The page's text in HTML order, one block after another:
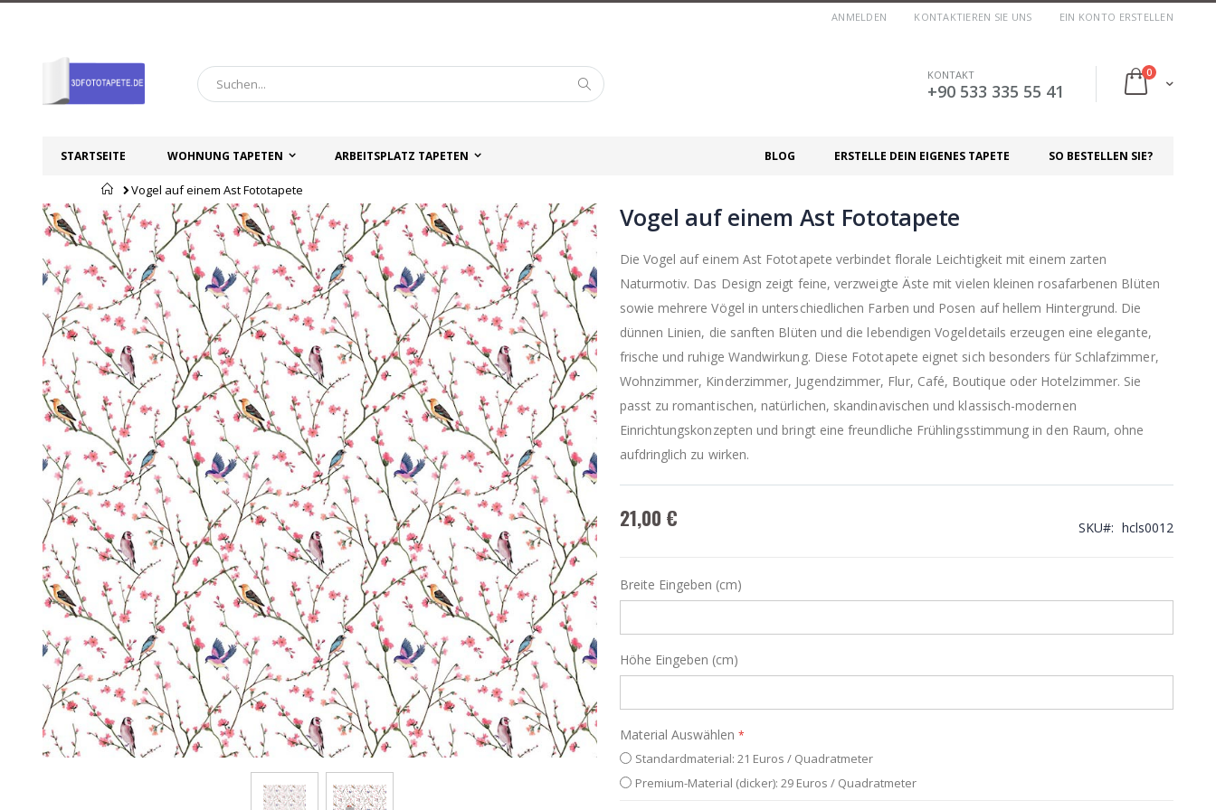
ANMELDEN KONTAKTIEREN SIE UNS EIN KONTO ERSTELLEN
Cart
0Artikel
Suche KONTAKT
+90 533 335 55 41
STARTSEITE WOHNUNG TAPETEN ARBEITSPLATZ TAPETEN SO BESTELLEN SIE?
ERSTELLE DEIN EIGENES TAPETE
BLOG
Startseite
Vogel auf einem Ast Fototapete
Zum
Ende
Bildgalerie
springen
Zum
Anfang
Bildgalerie
springen
Vogel auf einem Ast Fototapete
Die Vogel auf einem Ast Fototapete verbindet florale Leichtigkeit mit einem zarten
Naturmotiv. Das Design zeigt feine, verzweigte Äste mit vielen kleinen rosafarbenen Blüten
sowie mehrere Vögel in unterschiedlichen Farben und Posen auf hellem Hintergrund. Die
dünnen Linien, die sanften Blüten und die lebendigen Vogeldetails erzeugen eine elegante,
frische und ruhige Wandwirkung. Diese Fototapete eignet sich besonders für Schlafzimmer,
Wohnzimmer, Kinderzimmer, Jugendzimmer, Flur, Café, Boutique oder Hotelzimmer. Sie
passt zu romantischen, natürlichen, skandinavischen und klassisch-modernen
Einrichtungskonzepten und bringt eine freundliche Frühlingsstimmung in den Raum, ohne
aufdringlich zu wirken.
21,00 € SKU hcls0012
Breite Eingeben (cm)
Höhe Eingeben (cm)
Material Auswählen
Standardmaterial: 21 Euros / Quadratmeter
Premium-Material (dicker): 29 Euros / Quadratmeter